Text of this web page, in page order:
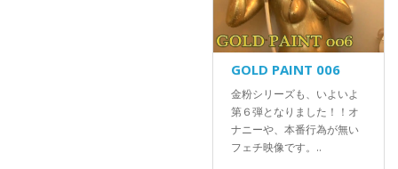
GOLD PAINT 006
金粉シリーズも、いよいよ
第６弾となりました！！オ
ナニーや、本番行為が無い
フェチ映像です。..